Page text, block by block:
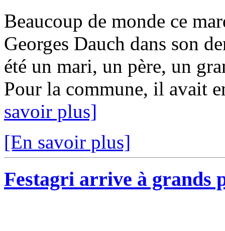
Beaucoup de monde ce
Georges Dauch dans son
été un mari, un père, un
Pour la commune, il avait
savoir plus]
[En savoir plus]
Festagri arrive à grands